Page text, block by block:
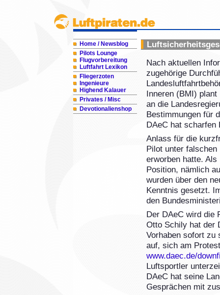
Home / Newsblog
Pilots Lounge
Flugvorbereitung
Luftfahrt Lexikon
Fliegerzoten
Ingenieure
Highend Kalauer
Privates / Misc
Devotionalienshop
Nach aktuellen
zugehörige
Inneren (BMI) plant
an die
Bestimmungen für
DAeC hat scharfen
Anlass für die
Pilot unter falschen
erworben hatte.
Position, nämlich
wurden über den
Kenntnis gesetzt.
den
Der DAeC wird die
Otto Schily hat der
Vorhaben sofort zu
auf, sich am
www.daec.de/
Luftsportler
DAeC hat seine
Gesprächen mit